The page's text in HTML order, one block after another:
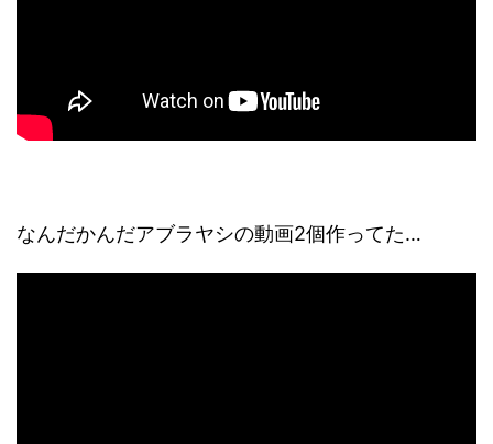
なんだかんだアブラヤシの動画2個作ってた…